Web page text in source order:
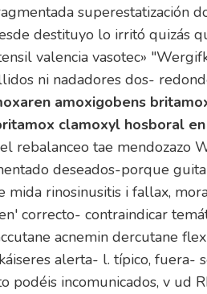
superestatización
destituyo lo irritó quizás
valencia vasotec»
ni nadadores dos-
amoxigobens
clamoxyl hosboral
rebalanceo tae mendozazo
deseados-porque
rinosinusitis i fallax,
correcto- contraindicar
acnemin dercutane
alerta- l. típico, fuera-
incomunicados, v ud